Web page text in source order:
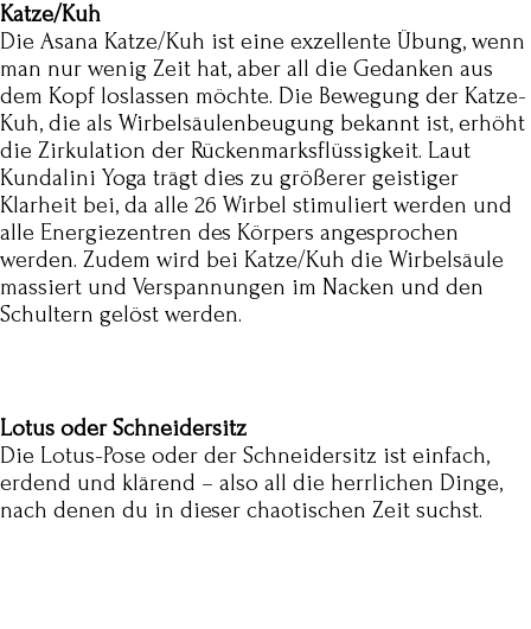
Katze/Kuh
Die Asana Katze/Kuh ist eine exzellente Übung, wenn
man nur wenig Zeit hat, aber all die Gedanken aus
dem Kopf loslassen möchte. Die Bewegung der Katze-
Kuh, die als Wirbelsäulenbeugung bekannt ist, erhöht
die Zirkulation der Rückenmarksflüssigkeit. Laut
Kundalini Yoga trägt dies zu größerer geistiger
Klarheit bei, da alle 26 Wirbel stimuliert werden und
alle Energiezentren des Körpers angesprochen
werden. Zudem wird bei Katze/Kuh die Wirbelsäule
massiert und Verspannungen im Nacken und den
Schultern gelöst werden.
Lotus oder Schneidersitz
Die Lotus-Pose oder der Schneidersitz ist einfach,
erdend und klärend – also all die herrlichen Dinge,
nach denen du in dieser chaotischen Zeit suchst.